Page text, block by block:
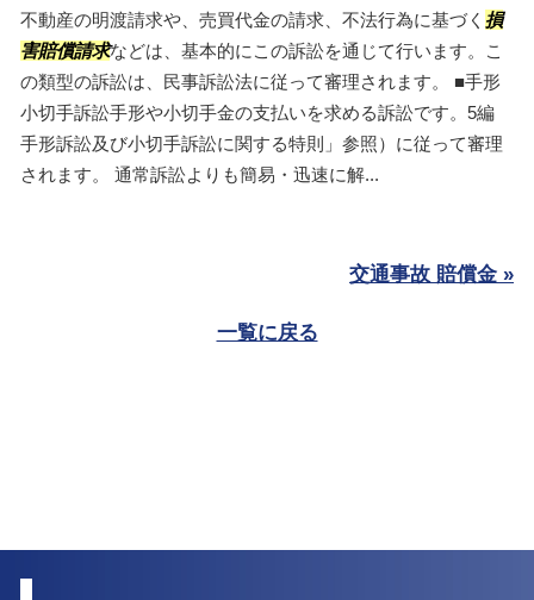
不動産の明渡請求や、売買代金の請求、不法行為に基づく 損
害賠償請求などは、基本的にこの訴訟を通じて行います。こ
の類型の訴訟は、民事訴訟法に従って審理されます。 ■手形
小切手訴訟手形や小切手金の支払いを求める訴訟です。5編
手形訴訟及び小切手訴訟に関する特則」参照）に従って審理
されます。 通常訴訟よりも簡易・迅速に解...
交通事故 賠償金 »
一覧に戻る